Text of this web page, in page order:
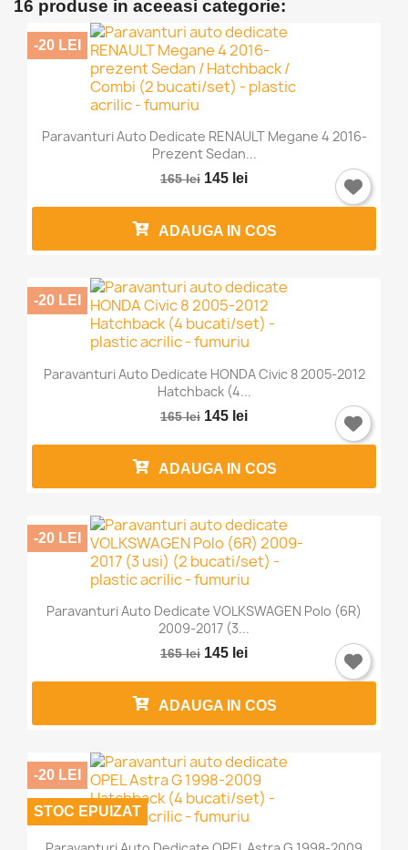
16 produse in aceeasi categorie:
Paravanturi Auto Dedicate RENAULT Megane 4 2016-
Prezent Sedan...
165 lei 145 lei
-20 LEI
ADAUGA IN COS
Paravanturi Auto Dedicate HONDA Civic 8 2005-2012
Hatchback (4...
165 lei 145 lei
-20 LEI
ADAUGA IN COS
Paravanturi Auto Dedicate VOLKSWAGEN Polo (6R)
2009-2017 (3...
165 lei 145 lei
-20 LEI
ADAUGA IN COS
-20 LEI
STOC EPUIZAT
Intra in cont